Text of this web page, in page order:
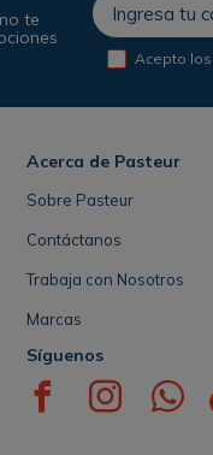
te
Acepto
Acerca de Pasteur
Sobre Pasteur
Contáctanos
Trabaja con Nosotros
Marcas
Síguenos